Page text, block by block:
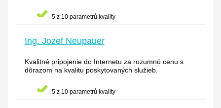
5 z 10 parametrů kvality
Ing. Jozef Neupauer
Kvalitné pripojenie do Internetu za rozumnú cenu s
dôrazom na kvalitu poskytovaných služieb.
5 z 10 parametrů kvality